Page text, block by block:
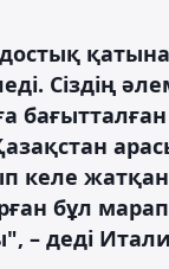
Сіздің
бағытталған
келе
бұл
– деді